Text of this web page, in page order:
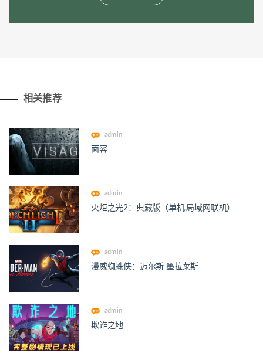
相关推荐
admin
面容
admin
火炬之光2：典藏版（单机.局域网联机）
admin
漫威蜘蛛侠：迈尔斯 墨拉莱斯
admin
欺诈之地